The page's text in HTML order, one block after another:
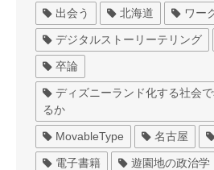
出会う 北海道 ワー
デジタルストーリーテリング
卒論
ディズニーランド化する社会
るか
MovableType 名古屋
電子書籍 遊園地の政治学